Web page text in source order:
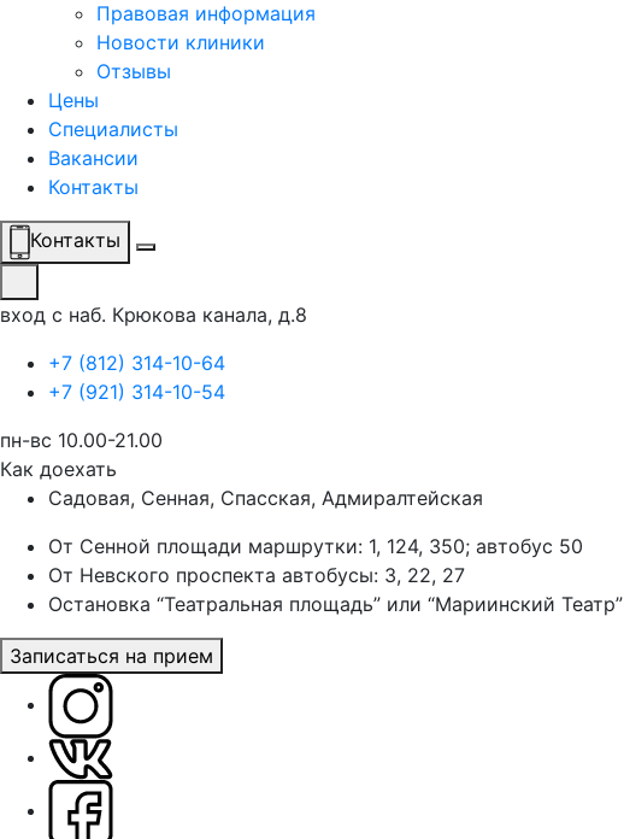
Правовая информация
Новости клиники
Отзывы
Цены
Специалисты
Вакансии
Контакты
Контакты
вход с наб. Крюкова канала, д.8
+7 (812) 314-10-64
+7 (921) 314-10-54
пн-вс 10.00-21.00
Как доехать
Садовая, Сенная, Спасская, Адмиралтейская
От Сенной площади маршрутки: 1, 124, 350; автобус 50
От Невского проспекта автобусы: 3, 22, 27
Остановка “Театральная площадь” или “Мариинский Театр”
Записаться на прием